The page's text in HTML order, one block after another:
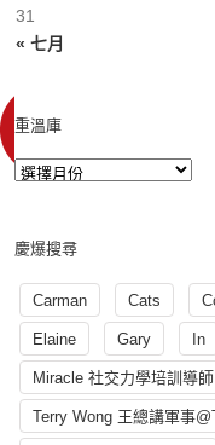
« 七月
31
重溫庫
慶爆搜尋
Carman Cats
Elaine Gary In
Miracle 社交力學培訓導師
Terry Wong 王總講軍事